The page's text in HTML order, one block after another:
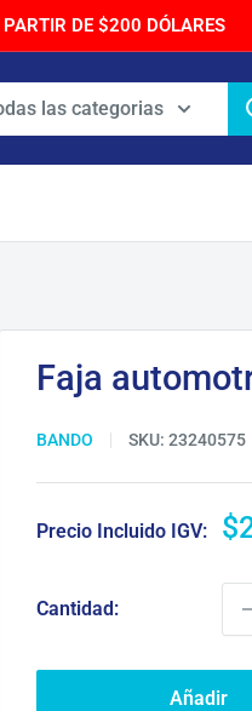
DE $200 DÓLARES
las categorias
Faja
BANDO SKU: 23240575
Precio Incluido IGV:
Cantidad:
Añadir